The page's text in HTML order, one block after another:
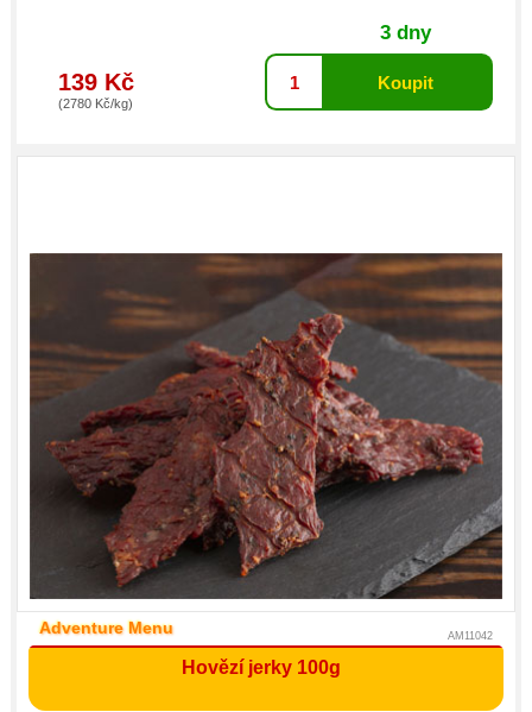
3 dny
139 Kč
(2780 Kč/kg)
Adventure Menu
Hovězí jerky 100g
AM11042